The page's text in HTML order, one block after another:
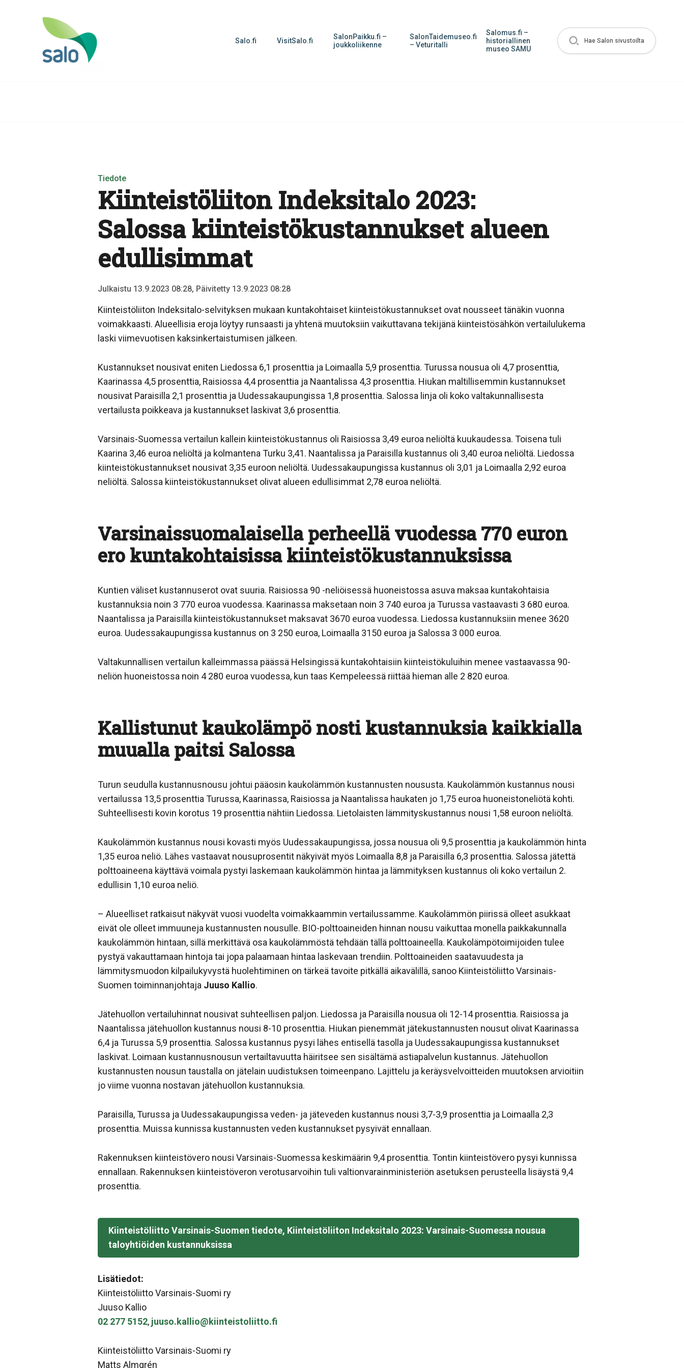
Salo.fi VisitSalo.fi
SalonPaikku.fi –
joukkoliikenne
SalonTaidemuseo.fi
– Veturitalli
Salomus.fi –
historiallinen
museo SAMU
Hae Salon sivustoilta
Tiedote
Kiinteistöliiton Indeksitalo 2023:
Salossa kiinteistökustannukset alueen
edullisimmat
Julkaistu 13.9.2023 08:28, Päivitetty 13.9.2023 08:28
Kiinteistöliiton Indeksitalo-selvityksen mukaan kuntakohtaiset kiinteistökustannukset ovat nousseet tänäkin vuonna
voimakkaasti. Alueellisia eroja löytyy runsaasti ja yhtenä muutoksiin vaikuttavana tekijänä kiinteistösähkön vertailulukema
laski viimevuotisen kaksinkertaistumisen jälkeen.
Kustannukset nousivat eniten Liedossa 6,1 prosenttia ja Loimaalla 5,9 prosenttia. Turussa nousua oli 4,7 prosenttia,
Kaarinassa 4,5 prosenttia, Raisiossa 4,4 prosenttia ja Naantalissa 4,3 prosenttia. Hiukan maltillisemmin kustannukset
nousivat Paraisilla 2,1 prosenttia ja Uudessakaupungissa 1,8 prosenttia. Salossa linja oli koko valtakunnallisesta
vertailusta poikkeava ja kustannukset laskivat 3,6 prosenttia.
Varsinais-Suomessa vertailun kallein kiinteistökustannus oli Raisiossa 3,49 euroa neliöltä kuukaudessa. Toisena tuli
Kaarina 3,46 euroa neliöltä ja kolmantena Turku 3,41. Naantalissa ja Paraisilla kustannus oli 3,40 euroa neliöltä. Liedossa
kiinteistökustannukset nousivat 3,35 euroon neliöltä. Uudessakaupungissa kustannus oli 3,01 ja Loimaalla 2,92 euroa
neliöltä. Salossa kiinteistökustannukset olivat alueen edullisimmat 2,78 euroa neliöltä.
Varsinaissuomalaisella perheellä vuodessa 770 euron
ero kuntakohtaisissa kiinteistökustannuksissa
Kuntien väliset kustannuserot ovat suuria. Raisiossa 90 -neliöisessä huoneistossa asuva maksaa kuntakohtaisia
kustannuksia noin 3 770 euroa vuodessa. Kaarinassa maksetaan noin 3 740 euroa ja Turussa vastaavasti 3 680 euroa.
Naantalissa ja Paraisilla kiinteistökustannukset maksavat 3670 euroa vuodessa. Liedossa kustannuksiin menee 3620
euroa. Uudessakaupungissa kustannus on 3 250 euroa, Loimaalla 3150 euroa ja Salossa 3 000 euroa.
Valtakunnallisen vertailun kalleimmassa päässä Helsingissä kuntakohtaisiin kiinteistökuluihin menee vastaavassa 90-
neliön huoneistossa noin 4 280 euroa vuodessa, kun taas Kempeleessä riittää hieman alle 2 820 euroa.
Kallistunut kaukolämpö nosti kustannuksia kaikkialla
muualla paitsi Salossa
Turun seudulla kustannusnousu johtui pääosin kaukolämmön kustannusten noususta. Kaukolämmön kustannus nousi
vertailussa 13,5 prosenttia Turussa, Kaarinassa, Raisiossa ja Naantalissa haukaten jo 1,75 euroa huoneistoneliötä kohti.
Suhteellisesti kovin korotus 19 prosenttia nähtiin Liedossa. Lietolaisten lämmityskustannus nousi 1,58 euroon neliöltä.
Kaukolämmön kustannus nousi kovasti myös Uudessakaupungissa, jossa nousua oli 9,5 prosenttia ja kaukolämmön hinta
1,35 euroa neliö. Lähes vastaavat nousuprosentit näkyivät myös Loimaalla 8,8 ja Paraisilla 6,3 prosenttia. Salossa jätettä
polttoaineena käyttävä voimala pystyi laskemaan kaukolämmön hintaa ja lämmityksen kustannus oli koko vertailun 2.
edullisin 1,10 euroa neliö.
– Alueelliset ratkaisut näkyvät vuosi vuodelta voimakkaammin vertailussamme. Kaukolämmön piirissä olleet asukkaat
eivät ole olleet immuuneja kustannusten nousulle. BIO-polttoaineiden hinnan nousu vaikuttaa monella paikkakunnalla
kaukolämmön hintaan, sillä merkittävä osa kaukolämmöstä tehdään tällä polttoaineella. Kaukolämpötoimijoiden tulee
pystyä vakauttamaan hintoja tai jopa palaamaan hintaa laskevaan trendiin. Polttoaineiden saatavuudesta ja
lämmitysmuodon kilpailukyvystä huolehtiminen on tärkeä tavoite pitkällä aikavälillä, sanoo Kiinteistöliitto Varsinais-
Suomen toiminnanjohtaja Juuso Kallio.
Jätehuollon vertailuhinnat nousivat suhteellisen paljon. Liedossa ja Paraisilla nousua oli 12-14 prosenttia. Raisiossa ja
Naantalissa jätehuollon kustannus nousi 8-10 prosenttia. Hiukan pienemmät jätekustannusten nousut olivat Kaarinassa
6,4 ja Turussa 5,9 prosenttia. Salossa kustannus pysyi lähes entisellä tasolla ja Uudessakaupungissa kustannukset
laskivat. Loimaan kustannusnousun vertailtavuutta häiritsee sen sisältämä astiapalvelun kustannus. Jätehuollon
kustannusten nousun taustalla on jätelain uudistuksen toimeenpano. Lajittelu ja keräysvelvoitteiden muutoksen arvioitiin
jo viime vuonna nostavan jätehuollon kustannuksia.
Paraisilla, Turussa ja Uudessakaupungissa veden- ja jäteveden kustannus nousi 3,7-3,9 prosenttia ja Loimaalla 2,3
prosenttia. Muissa kunnissa kustannusten veden kustannukset pysyivät ennallaan.
Rakennuksen kiinteistövero nousi Varsinais-Suomessa keskimäärin 9,4 prosenttia. Tontin kiinteistövero pysyi kunnissa
ennallaan. Rakennuksen kiinteistöveron verotusarvoihin tuli valtionvarainministeriön asetuksen perusteella lisäystä 9,4
prosenttia.
Kiinteistöliitto Varsinais-Suomen tiedote, Kiinteistöliiton Indeksitalo 2023: Varsinais-Suomessa nousua
taloyhtiöiden kustannuksissa
Lisätiedot:
Kiinteistöliitto Varsinais-Suomi ry
Juuso Kallio
02 277 5152, juuso.kallio@kiinteistoliitto.fi
Kiinteistöliitto Varsinais-Suomi ry
Matts Almgrén